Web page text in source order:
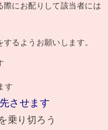
にお配りして該当者には
るようお願いします。
す
させます
乗り切ろう